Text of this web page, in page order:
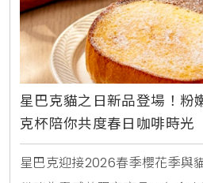
星巴克貓之日新品登場！粉
克杯陪你共度春日咖啡時光
星巴克迎接2026春季櫻花季與